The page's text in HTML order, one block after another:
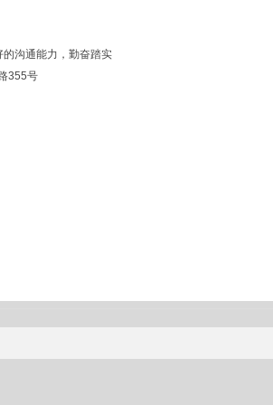
沟通能力，勤奋踏实
355号